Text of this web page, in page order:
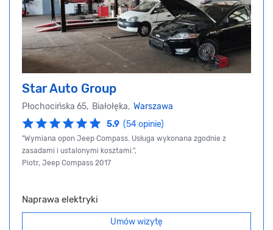
Star Auto Group
Płochocińska 65, Białołęka, Warszawa
5.9 (54 opinie)
"Wymiana opon Jeep Compass. Usługa wykonana zgodnie z
zasadami i ustalonymi kosztami.",
Piotr, Jeep Compass 2017
Naprawa elektryki
Umów wizytę